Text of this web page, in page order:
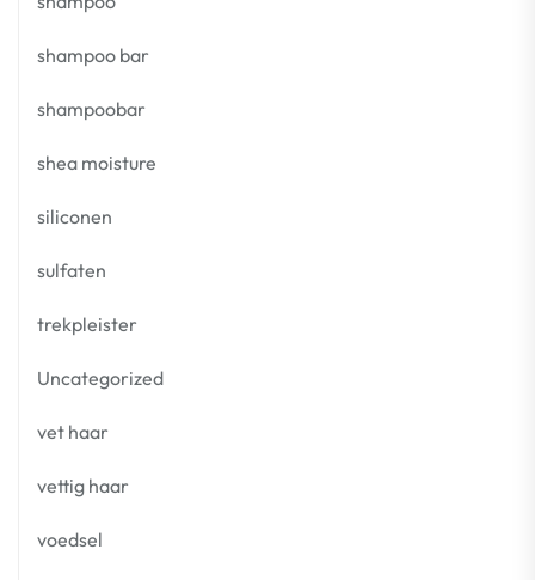
shampoo bar
shampoobar
shea moisture
siliconen
sulfaten
trekpleister
Uncategorized
vet haar
vettig haar
voedsel